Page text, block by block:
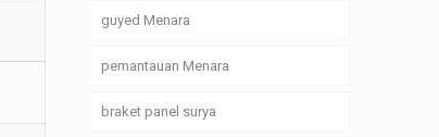
guyed Menara
pemantauan Menara
braket panel surya